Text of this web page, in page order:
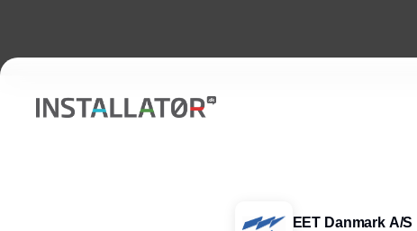
EET Danmark A/S